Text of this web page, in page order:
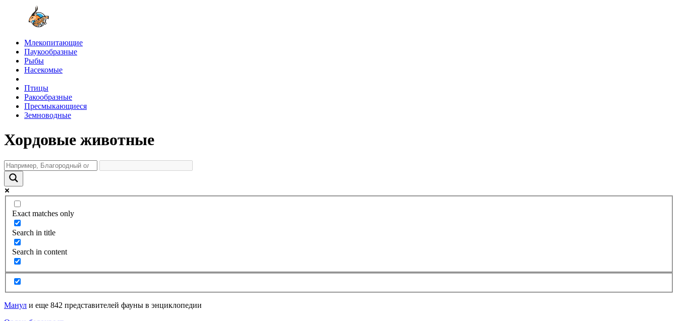
Млекопитающие
Паукообразные
Рыбы
Насекомые
Птицы
Ракообразные
Пресмыкающиеся
Земноводные
Хордовые животные
Exact matches only
Search in title
Search in content
Манул и еще 842 представителей фауны в энциклопедии